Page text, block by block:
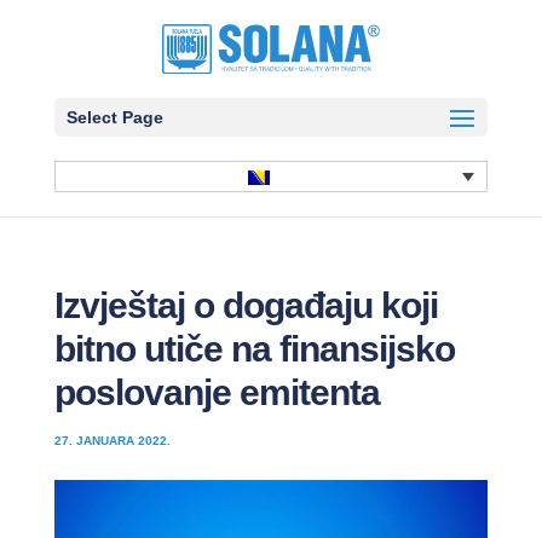
Select Page
Izvještaj o događaju koji
bitno utiče na finansijsko
poslovanje emitenta
27. JANUARA 2022.